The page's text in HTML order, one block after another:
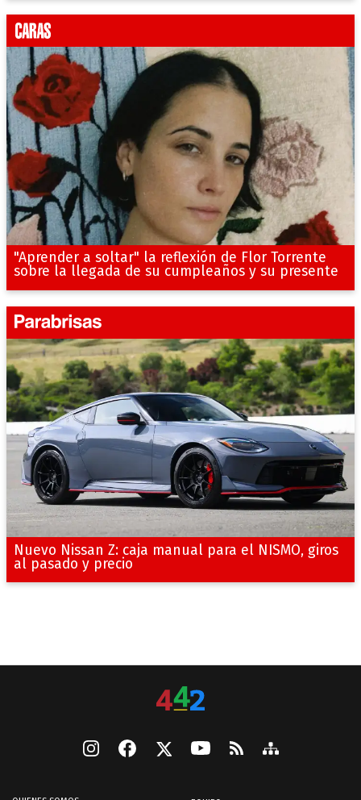
"Aprender a soltar" la reflexión de Flor Torrente
sobre la llegada de su cumpleaños y su presente
Nuevo Nissan Z: caja manual para el NISMO, giros
al pasado y precio